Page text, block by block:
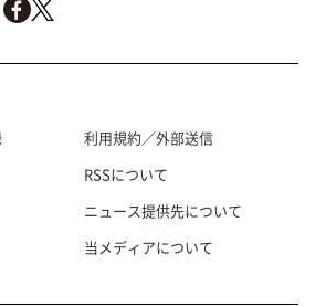
利用規約／外部送信
RSSについて
ニュース提供先について
当メディアについて